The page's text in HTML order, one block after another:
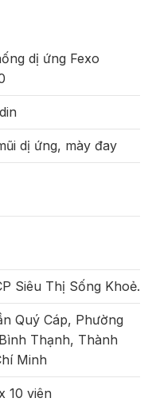
dị ứng Fexo
dị ứng, mày đay
Siêu Thị Sống Khoẻ.
Quý Cáp, Phường
Thạnh, Thành
Minh
10 viên